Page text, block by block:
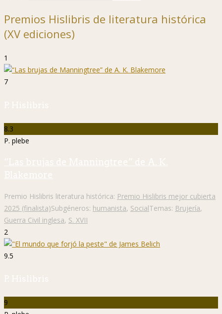
Premios Hislibris de literatura histórica
(XV ediciones)
1
7
P. Hislibris
8.3
P. plebe
“Las brujas de Manningtree” de A. K.
Blakemore
Premio Hislibris literatura histórica: Premio Hislibris mejor cubierta
2025 (finalista)Subgéneros: humanista, SocialTemas: Brujería,
Guerra Civil inglesa, S. XVII
2
9.5
P. Hislibris
9